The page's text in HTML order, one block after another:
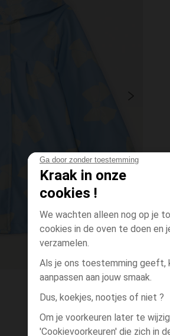
Ga door zonder toestemming
Kraak in onze
cookies !
We wachten alleen nog op je
cookies in de oven te doen en
verzamelen.
Als je ons toestemming geeft,
aanpassen aan jouw smaak.
Dus, koekjes, nootjes of niet ?
Om je voorkeuren later te
'Cookievoorkeuren' die zich in